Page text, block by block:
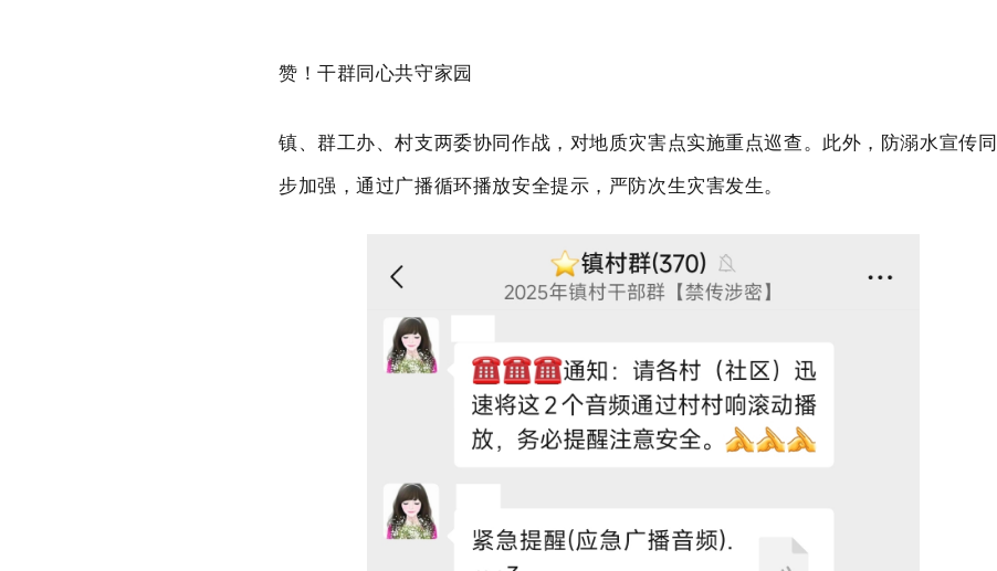
赞！干群同心共守家园
镇、群工办、村支两委协同作战，对地质灾害点实施重点巡查。此外，防溺水宣传同
步加强，通过广播循环播放安全提示，严防次生灾害发生。